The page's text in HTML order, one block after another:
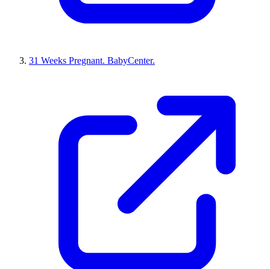
31 Weeks Pregnant. BabyCenter.